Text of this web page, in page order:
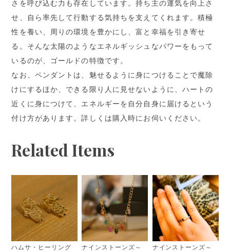
さを呼び込む力も存在しています。持ち主の運気を向上さ
せ、自ら率先して行動する気持ちを支えてくれます。積極
性を養い、周りの環境を豊かにし、富と幸福を引き寄せ
る。そんな太陽のようなエネルギッシュなパワーをもって
いるのが、ゴールドの特徴です。
なお、ペンダントは、魅せるように身につけることで魔除
けにするほか、できる限り人に見せないように、ハートの
近くに身につけて、エネルギーを自分自身に届けるという
付け方があります。詳しくは購入時にお伺いください。
Related Items
ハムサ・ヒーリング
ナインストーンズ～
ナインストーンズ～